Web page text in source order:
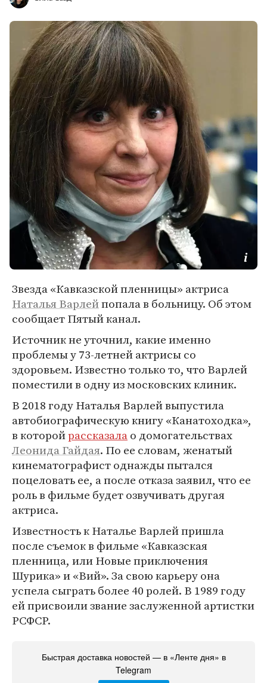
Звезда «Кавказской пленницы» актриса
Наталья Варлейпопала в больницу. Об этом
сообщает Пятый канал.
Источник не уточнил, какие именно
проблемы у 73-летней актрисы со
здоровьем. Известно только то, что Варлей
поместили в одну из московских клиник.
В 2018 году Наталья Варлей выпустила
автобиографическую книгу «Канатоходка»,
в которойрассказалао домогательствах
Леонида Гайдая. По ее словам, женатый
кинематографист однажды пытался
поцеловать ее, а после отказа заявил, что ее
роль в фильме будет озвучивать другая
актриса.
Известность к Наталье Варлей пришла
после съемок в фильме «Кавказская
пленница, или Новые приключения
Шурика» и «Вий». За свою карьеру она
успела сыграть более 40 ролей. В 1989 году
ей присвоили звание заслуженной артистки
РСФСР.
Быстрая доставка новостей — в «Ленте дня» в
Telegram